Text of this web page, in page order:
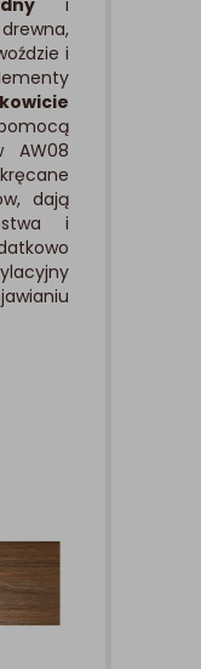
i
i
AW08
dają
i